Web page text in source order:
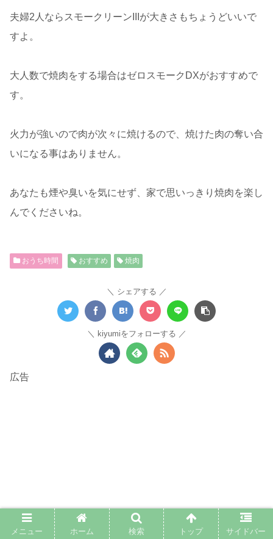
夫婦2人ならスモークリーンIIIが大きさもちょうどいいで
すよ。
大人数で焼肉をする場合はゼロスモークDXがおすすめで
す。
火力が強いので肉が次々に焼けるので、焼けた肉の奪い合
いになる事はありません。
あなたも煙や臭いを気にせず、家で思いっきり焼肉を楽し
んでくださいね。
おうち時間 おすすめ 焼肉
シェアする
kiyumiをフォローする
広告
メニュー ホーム 検索 トップ サイドバー